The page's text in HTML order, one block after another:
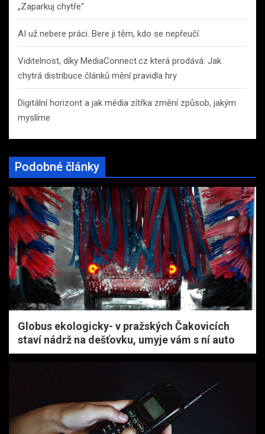
„Zaparkuj chytře“
AI už nebere práci. Bere ji těm, kdo se nepřeučí
Viditelnost, díky MediaConnect.cz která prodává: Jak
chytrá distribuce článků mění pravidla hry
Digitální horizont a jak média zítřka změní způsob, jakým
myslíme
Podobné články
Globus ekologicky- v pražských Čakovicích
staví nádrž na dešťovku, umyje vám s ní auto